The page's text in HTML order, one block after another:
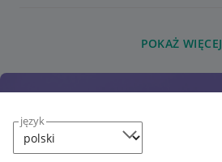
język
POKAŻ WIĘCEJ